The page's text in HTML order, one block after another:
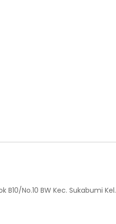
B10/No.10 BW Kec. Sukabumi Kel.